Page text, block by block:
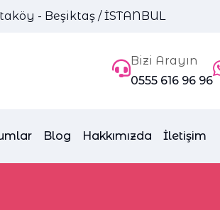
- Beşiktaş / İSTANBUL
Bizi Arayın
0555 616 96 96
Blog Hakkımızda İletişim